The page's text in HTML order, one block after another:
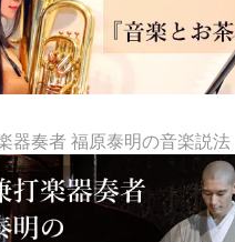
器奏者 福原泰明の音楽説法